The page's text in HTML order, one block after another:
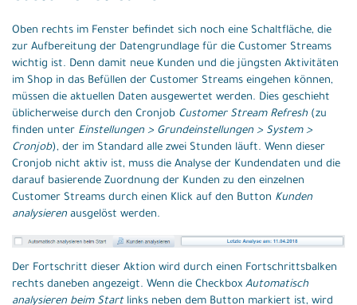
Oben rechts im Fenster befindet sich noch eine Schaltfläche, die
zur Aufbereitung der Datengrundlage für die Customer Streams
wichtig ist. Denn damit neue Kunden und die jüngsten Aktivitäten
im Shop in das Befüllen der Customer Streams eingehen können,
müssen die aktuellen Daten ausgewertet werden. Dies geschieht
üblicherweise durch den Cronjob Customer Stream Refresh (zu
finden unter Einstellungen > Grundeinstellungen > System >
Cronjob), der im Standard alle zwei Stunden läuft. Wenn dieser
Cronjob nicht aktiv ist, muss die Analyse der Kundendaten und die
darauf basierende Zuordnung der Kunden zu den einzelnen
Customer Streams durch einen Klick auf den Button Kunden
analysieren ausgelöst werden.
Der Fortschritt dieser Aktion wird durch einen Fortschrittsbalken
rechts daneben angezeigt. Wenn die Checkbox Automatisch
analysieren beim Startlinks neben dem Button markiert ist, wird